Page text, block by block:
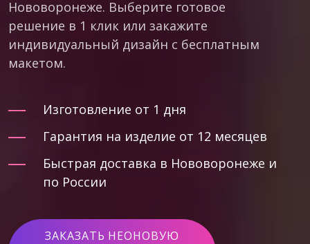
Нововоронеже. Выберите готовое
решение в 1 клик или закажите
индивидуальный дизайн с бесплатным
макетом.
Изготовление от 1 дня
Гарантия на изделие от 12 месяцев
Быстрая доставка в Нововоронеже и
по России
ЗАКАЗАТЬ НЕОНОВУЮ